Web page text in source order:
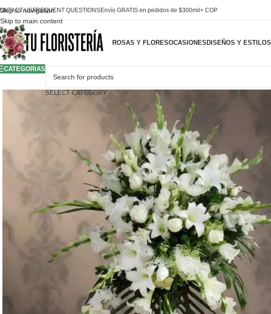
Skip to navigation
Skip to main content
USFREQUENT QUESTIONSEnvío GRATIS en pedidos de $300mil+ COP
ROSAS Y FLORESOCASIONESDISEÑOS Y ESTILOS
CATEGORIAS
SELECT CATEGORY